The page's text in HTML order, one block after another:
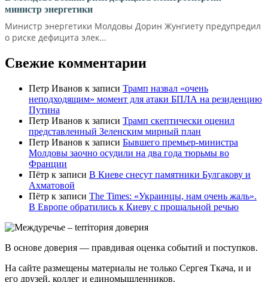
министр энергетики
Министр энергетики Молдовы Дорин Жунгиету предупредил
о риске дефицита элек...
Свежие комментарии
Петр Иванов к записи Трамп назвал «очень
неподходящим» момент для атаки БПЛА на резиденцию
Путина
Петр Иванов к записи Трамп скептически оценил
представленный Зеленским мирный план
Петр Иванов к записи Бывшего премьер-министра
Молдовы заочно осудили на два года тюрьмы во
Франции
Пётр к записи В Киеве снесут памятники Булгакову и
Ахматовой
Пётр к записи Тhe Times: «Украинцы, нам очень жаль».
В Европе обратились к Киеву с прощальной речью
В основе доверия — правдивая оценка событий и поступков.
На сайте размещены материалы не только Сергея Ткача, и и
его друзей, коллег и единомышленников.